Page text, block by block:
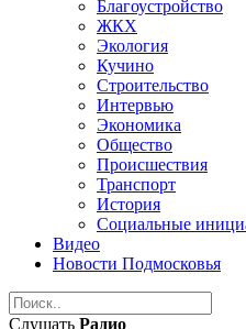
Благоустройство
ЖКХ
Экология
Кучино
Строительство
Интервью
Экономика
Общество
Происшествия
Транспорт
История
Социальные
Видео
Новости Подмосковья
Слушать Радио